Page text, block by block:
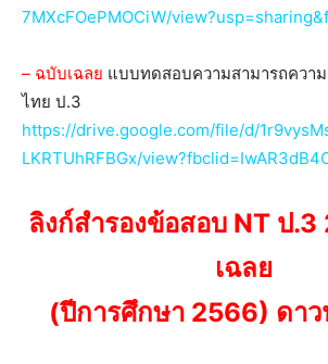
7MXcFOePMOCiW/
– ฉบับเฉลย แบบทดสอบความสามารถควา
ไทย ป.3
https://drive.google.com/file/d/
LKRTUhRFBGx/
ลิงก์สำรองข้อสอบ NT ป
เฉลย
(ปีการศึกษา 2566) ดา